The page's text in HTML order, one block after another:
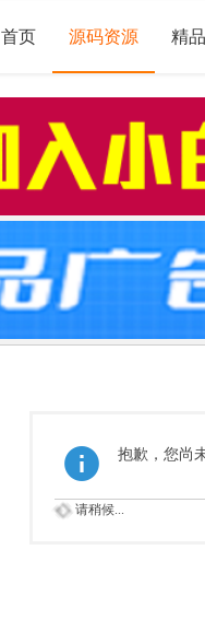
首页 源码资源 精
抱歉，您尚
请稍候...